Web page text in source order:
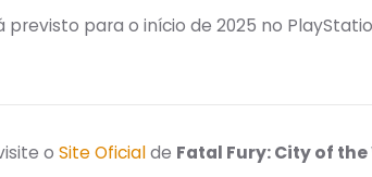
previsto para o início de 2025 no
o Site Oficialde Fatal Fury: City of the